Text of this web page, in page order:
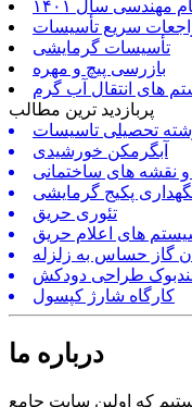
سال ۱۴۰۱
سریع تأسیسات
تأسیسات گرمایشی
بازرسی پیچ و مهره
های انتقال آب گرم
پربازدید ترین مطالب
تحصیلی تاسیسات
آبگرمکن خورشیدی
و نقشه های ساختمانی
پکیج گرمایشی
تئوری حریق
های اعلام حریق
گاز حساس به زلزله
طراحی دودکش
کارگاه شارژ کپسول
درباره ما
که اولین سایت جامع